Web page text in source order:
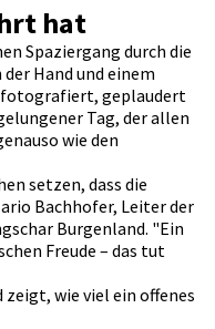
hat
Spaziergang durch die
Hand und einem
fotografiert, geplaudert
Tag, der allen
wie den
setzen, dass die
Bachhofer, Leiter der
Burgenland. "Ein
Freude – das tut
zeigt, wie viel ein offenes